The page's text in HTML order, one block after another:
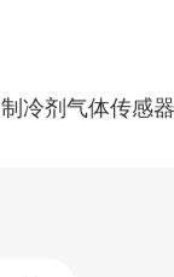
制冷剂气体传感器